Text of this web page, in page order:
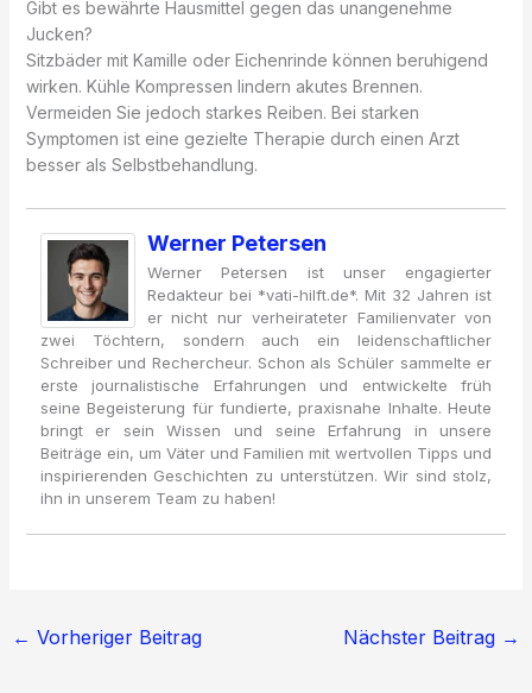
Gibt es bewährte Hausmittel gegen das unangenehme
Jucken?
Sitzbäder mit Kamille oder Eichenrinde können beruhigend
wirken. Kühle Kompressen lindern akutes Brennen.
Vermeiden Sie jedoch starkes Reiben. Bei starken
Symptomen ist eine gezielte Therapie durch einen Arzt
besser als Selbstbehandlung.
Werner Petersen
Werner Petersen ist unser engagierter
Redakteur bei *vati-hilft.de*. Mit 32 Jahren ist
er nicht nur verheirateter Familienvater von
zwei Töchtern, sondern auch ein leidenschaftlicher
Schreiber und Rechercheur. Schon als Schüler sammelte er
erste journalistische Erfahrungen und entwickelte früh
seine Begeisterung für fundierte, praxisnahe Inhalte. Heute
bringt er sein Wissen und seine Erfahrung in unsere
Beiträge ein, um Väter und Familien mit wertvollen Tipps und
inspirierenden Geschichten zu unterstützen. Wir sind stolz,
ihn in unserem Team zu haben!
← Vorheriger Beitrag Nächster Beitrag →